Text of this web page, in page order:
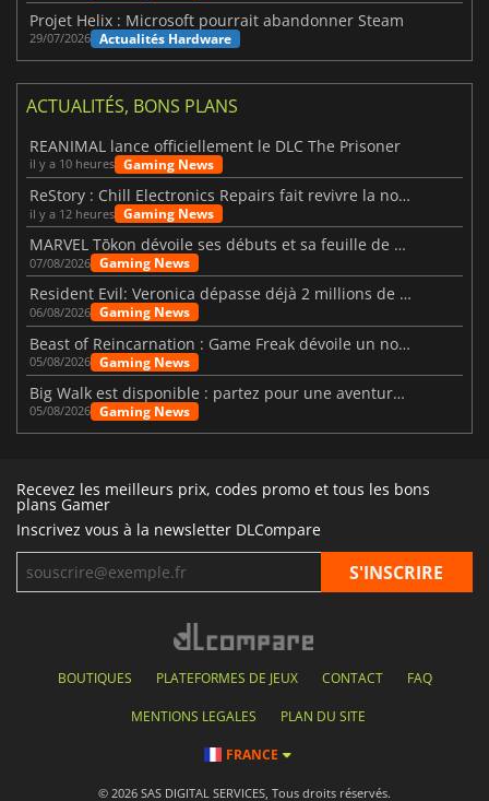
Projet Helix : Microsoft pourrait abandonner Steam
29/07/2026 Actualités Hardware
ACTUALITÉS, BONS PLANS
REANIMAL lance officiellement le DLC The Prisoner
il y a 10 heures Gaming News
ReStory : Chill Electronics Repairs fait revivre la nostalgie des années 2000
il y a 12 heures Gaming News
MARVEL Tōkon dévoile ses débuts et sa feuille de route
07/08/2026 Gaming News
Resident Evil: Veronica dépasse déjà 2 millions de wishlists
06/08/2026 Gaming News
Beast of Reincarnation : Game Freak dévoile un nouveau pari
05/08/2026 Gaming News
Big Walk est disponible : partez pour une aventure entre amis
05/08/2026 Gaming News
Recevez les meilleurs prix, codes promo et tous les bons
plans Gamer
Inscrivez vous à la newsletter DLCompare
BOUTIQUES PLATEFORMES DE JEUX CONTACT FAQ
MENTIONS LEGALES PLAN DU SITE
FRANCE
© 2026 SAS DIGITAL SERVICES, Tous droits réservés.